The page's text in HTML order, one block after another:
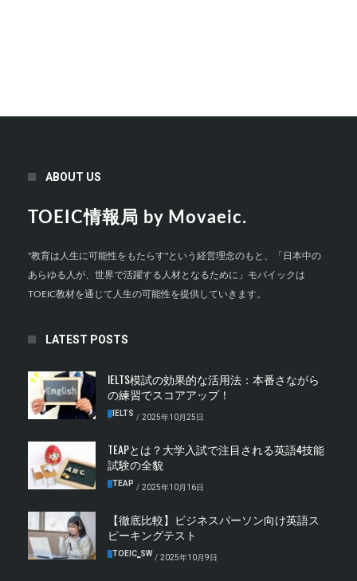
ABOUT US
TOEIC情報局 by Movaeic.
"教育は人生に可能性をもたらす"という経営理念のもと、「日本中の
あらゆる人が、世界で活躍する人材となるために」モバイックは
TOEIC教材を通じて人生の可能性を提供していきます。
LATEST POSTS
IELTS模試の効果的な活用法：本番さながら
の練習でスコアアップ！
IELTS / 2025年10月25日
TEAPとは？大学入試で注目される英語4技能
試験の全貌
TEAP / 2025年10月16日
【徹底比較】ビジネスパーソン向け英語ス
ピーキングテスト
TOEIC‗SW / 2025年10月9日